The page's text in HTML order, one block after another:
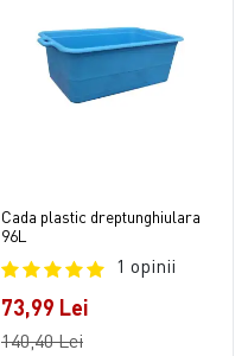
Cada plastic dreptunghiulara
96L
1 opinii
73,99 Lei
140,40 Lei